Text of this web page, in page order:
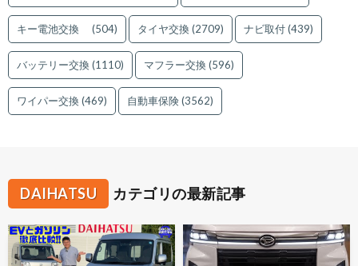
キー電池交換 (504) タイヤ交換(2709) ナビ取付(439)
バッテリー交換(1110) マフラー交換(596)
ワイパー交換(469) 自動車保険(3562)
DAIHATSU カテゴリの最新記事